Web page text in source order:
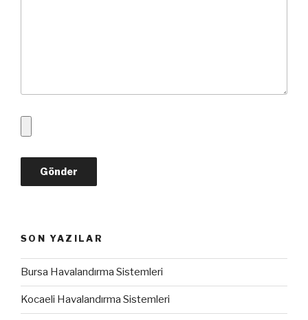
SON YAZILAR
Bursa Havalandırma Sistemleri
Kocaeli Havalandırma Sistemleri